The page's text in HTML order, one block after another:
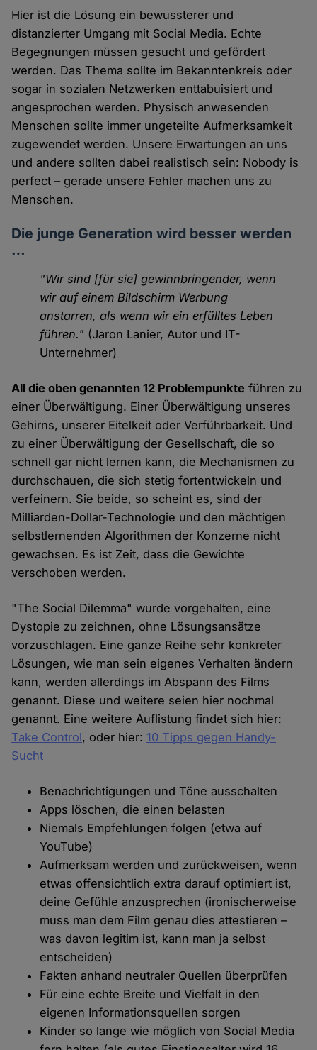
Hier ist die Lösung ein bewussterer und
distanzierter Umgang mit Social Media. Echte
Begegnungen müssen gesucht und gefördert
werden. Das Thema sollte im Bekanntenkreis oder
sogar in sozialen Netzwerken enttabuisiert und
angesprochen werden. Physisch anwesenden
Menschen sollte immer ungeteilte Aufmerksamkeit
zugewendet werden. Unsere Erwartungen an uns
und andere sollten dabei realistisch sein: Nobody is
perfect – gerade unsere Fehler machen uns zu
Menschen.
Die junge Generation wird besser werden
…
"Wir sind [für sie] gewinnbringender, wenn
wir auf einem Bildschirm Werbung
anstarren, als wenn wir ein erfülltes Leben
führen." (Jaron Lanier, Autor und IT-
Unternehmer)
All die oben genannten 12 Problempunkte führen zu
einer Überwältigung. Einer Überwältigung unseres
Gehirns, unserer Eitelkeit oder Verführbarkeit. Und
zu einer Überwältigung der Gesellschaft, die so
schnell gar nicht lernen kann, die Mechanismen zu
durchschauen, die sich stetig fortentwickeln und
verfeinern. Sie beide, so scheint es, sind der
Milliarden-Dollar-Technologie und den mächtigen
selbstlernenden Algorithmen der Konzerne nicht
gewachsen. Es ist Zeit, dass die Gewichte
verschoben werden.
"The Social Dilemma" wurde vorgehalten, eine
Dystopie zu zeichnen, ohne Lösungsansätze
vorzuschlagen. Eine ganze Reihe sehr konkreter
Lösungen, wie man sein eigenes Verhalten ändern
kann, werden allerdings im Abspann des Films
genannt. Diese und weitere seien hier nochmal
genannt. Eine weitere Auflistung findet sich hier:
Take Control, oder hier: 10 Tipps gegen Handy-
Sucht
Benachrichtigungen und Töne ausschalten
Apps löschen, die einen belasten
Niemals Empfehlungen folgen (etwa auf
YouTube)
Aufmerksam werden und zurückweisen, wenn
etwas offensichtlich extra darauf optimiert ist,
deine Gefühle anzusprechen (ironischerweise
muss man dem Film genau dies attestieren –
was davon legitim ist, kann man ja selbst
entscheiden)
Fakten anhand neutraler Quellen überprüfen
Für eine echte Breite und Vielfalt in den
eigenen Informationsquellen sorgen
Kinder so lange wie möglich von Social Media